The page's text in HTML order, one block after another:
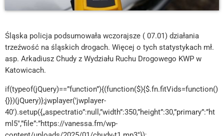
Śląska policja podsumowała wczorajsze ( 07.01) działania
trzeźwość na śląskich drogach. Więcej o tych statystykach mł.
asp. Arkadiusz Chudy z Wydziału Ruchu Drogowego KWP w
Katowicach.
if(typeof(jQuery)==”function”){(function($){$.fn.fitVids=function()
{}})(jQuery)};jwplayer(’jwplayer-
40′).setup({„aspectratio”:null,”width”:350,”height”:30,”primary”:”ht
ml5″,”file”:”https://vanessa.fm/wp-